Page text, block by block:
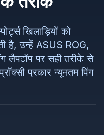
खिलाड़ियों को
है, उन्हें ASUS ROG,
लैपटॉप पर सही तरीके से
प्रकार न्यूनतम पिंग